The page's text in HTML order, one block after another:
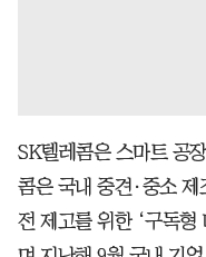
SK텔레콤은 스마트 공
콤은 국내 중견·중소 제
전 제고를 위한 ‘구독형